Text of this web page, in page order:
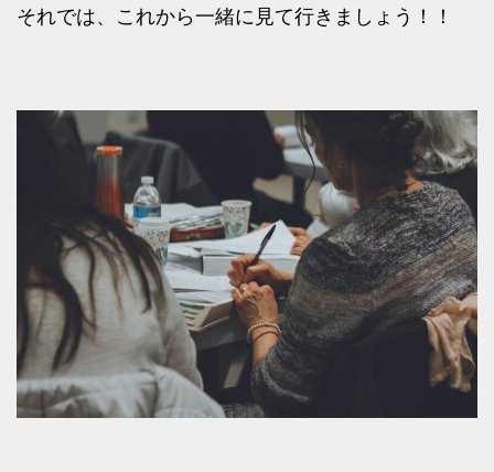
それでは、これから一緒に見て行きましょう！！